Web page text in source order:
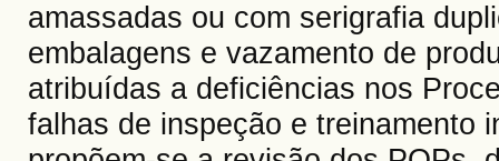
amassadas ou com serigrafia
embalagens e vazamento de
atribuídas a deficiências nos
falhas de inspeção e treinamento